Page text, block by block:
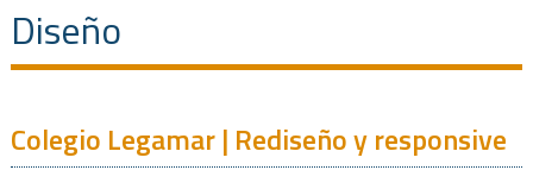
Diseño
Colegio Legamar | Rediseño y responsive
Páginas